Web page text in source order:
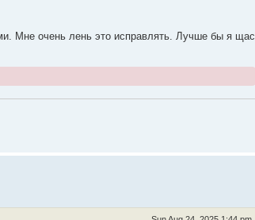
Мне очень лень это исправлять. Лучше бы я щас